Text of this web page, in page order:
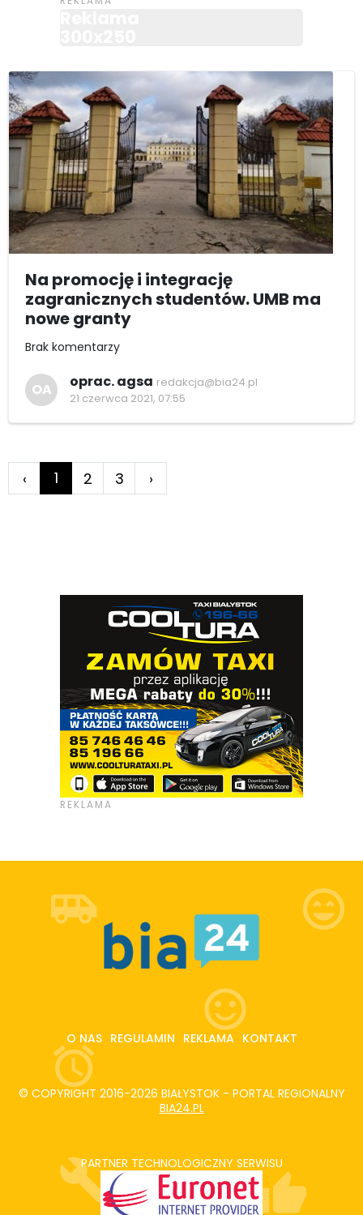
Na promocję i integrację
zagranicznych studentów. UMB ma
nowe granty
Brak komentarzy
OA oprac. agsa redakcja@bia24.pl
21 czerwca 2021, 07:55
‹ 1 2 3 ›
O NAS REGULAMIN REKLAMA KONTAKT
© COPYRIGHT 2016-2026 BIAŁYSTOK - PORTAL REGIONALNY
BIA24.PL
PARTNER TECHNOLOGICZNY SERWISU